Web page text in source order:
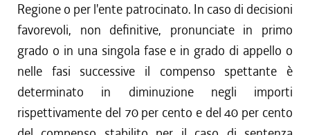
Regione o per l'ente patrocinato. In caso di decisioni
favorevoli, non definitive, pronunciate in primo
grado o in una singola fase e in grado di appello o
nelle fasi successive il compenso spettante è
determinato in diminuzione negli importi
rispettivamente del 70 per cento e del 40 per cento